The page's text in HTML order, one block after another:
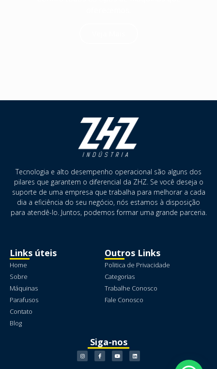
Tecnologia e alto desempenho operacional são alguns dos
pilares que garantem o diferencial da ZHZ. Se você deseja o
suporte de uma empresa que trabalha para melhorar a cada
dia a eficiência do seu negócio, nós estamos à disposição
para atendê-lo. Juntos, podemos formar uma grande parceria.
Links úteis
Home
Sobre
Máquinas
Parafusos
Contato
Blog
Outros Links
Politica de Privacidade
Categorias
Trabalhe Conosco
Fale Conosco
Siga-nos